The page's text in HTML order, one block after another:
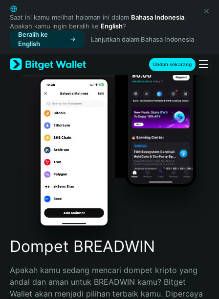
English
日本語
Tiếng Việt
Русский
Español (Latinoamérica)
Türkçe
Italiano
Português (Portugal)
Bahasa Indonesia
Português (Brasil)
Español (Argentina)
Saat ini kamu melihat halaman ini dalam Bahasa Indonesia.
Apakah kamu ingin beralih ke English?
Beralih ke
English
Lanjutkan dalam Bahasa Indonesia
Unduh sekarang
Dompet BREADWIN
Apakah kamu sedang mencari dompet kripto yang
andal dan aman untuk BREADWIN kamu? Bitget
Wallet akan menjadi pilihan terbaik kamu. Dipercaya